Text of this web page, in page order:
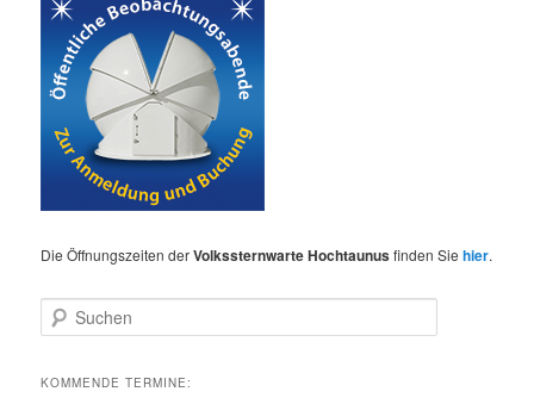
Die Öffnungszeiten derVolkssternwarte Hochtaunusfinden Siehier.
u
h
KOMMENDE TERMINE: